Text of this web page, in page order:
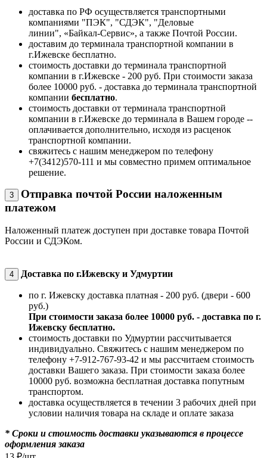
доставка по РФ осуществляется транспортными
компаниями "ПЭК", "СДЭК", "Деловые
линии", «Байкал-Сервис», а также Почтой России.
доставим до терминала транспортной компании в
г.Ижевске бесплатно.
стоимость доставки до терминала транспортной
компании в г.Ижевске - 200 руб. При стоимости заказа
более 10000 руб. - доставка до терминала транспортной
компании бесплатно.
стоимость доставки от терминала транспортной
компании в г.Ижевске до терминала в Вашем городе --
оплачивается дополнительно, исходя из расценок
транспортной компании.
свяжитесь с нашим менеджером по телефону
+7(3412)570-111 и мы совместно примем оптимальное
решение.
3
Отправка почтой России наложенным
платежом
Наложенный платеж доступен при доставке товара Почтой
России и СДЭКом.
4 Доставка по г.Ижевску и Удмуртии
по г. Ижевску доставка платная - 200 руб. (двери - 600
руб.)
При стоимости заказа более 10000 руб. - доставка по г.
Ижевску бесплатно.
стоимость доставки по Удмуртии рассчитывается
индивидуально. Свяжитесь с нашим менеджером по
телефону +7-912-767-93-42 и мы рассчитаем стоимость
доставки Вашего заказа. При стоимости заказа более
10000 руб. возможна бесплатная доставка попутным
транспортом.
доставка осуществляется в течении 3 рабочих дней при
условии наличия товара на складе и оплате заказа
* Сроки и стоимость доставки указываются в процессе
оформления заказа